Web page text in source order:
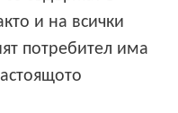
и на всички
потребител има